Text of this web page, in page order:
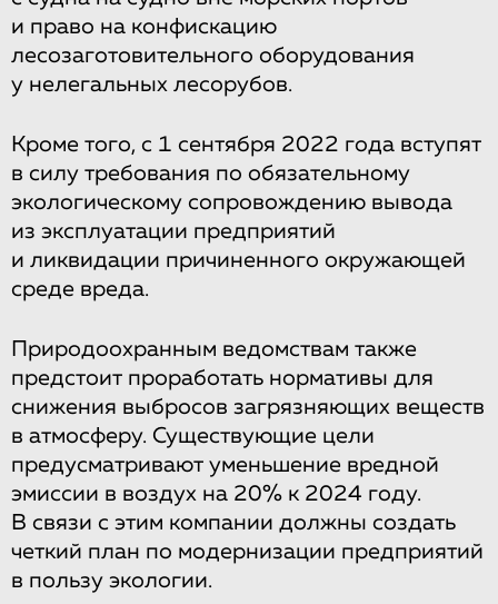
и право на конфискацию
лесозаготовительного оборудования
у нелегальных лесорубов.
Кроме того, с 1 сентября 2022 года вступят
в силу требования по обязательному
экологическому сопровождению вывода
из эксплуатации предприятий
и ликвидации причиненного окружающей
среде вреда.
Природоохранным ведомствам также
предстоит проработать нормативы для
снижения выбросов загрязняющих веществ
в атмосферу. Существующие цели
предусматривают уменьшение вредной
эмиссии в воздух на 20% к 2024 году.
В связи с этим компании должны создать
четкий план по модернизации предприятий
в пользу экологии.